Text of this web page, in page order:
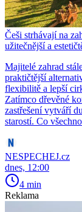
Češi strhávají na
užitečnější a
Majitelé zahrad
praktičtější
flexibilitě a lepší
Zatímco dřevěné
zastřešení vytváří
starostí. Co
NESPECHEJ.cz
dnes, 12:00
4 min
Reklama